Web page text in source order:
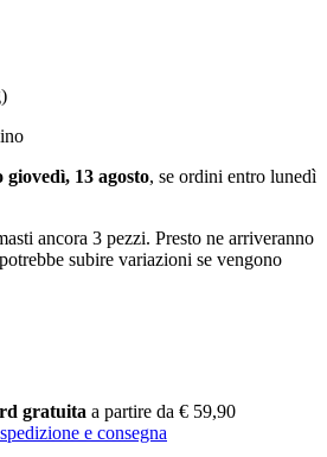
13 agosto, se ordini entro lunedì
ancora 3 pezzi. Presto ne arriveranno
subire variazioni se vengono
gratuita a partire da € 59,90
e consegna